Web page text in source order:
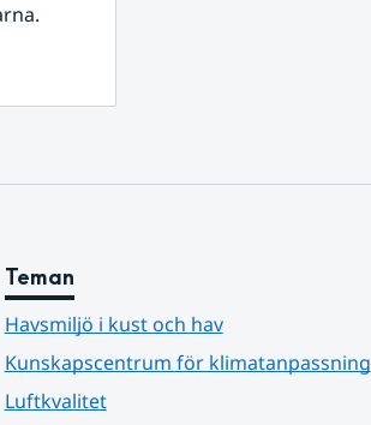
Teman
Havsmiljö i kust och hav
Kunskapscentrum för klimatanpassning
Luftkvalitet